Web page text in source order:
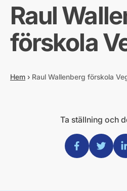
Raul
förskola
Hem › Raul Wallenberg förskola
Ta ställning och
Dela viaDela via